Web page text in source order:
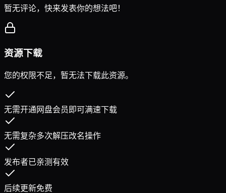
暂无评论，快来发表你的想法吧！
资源下载
您的权限不足，暂无法下载此资源。
无需开通网盘会员即可满速下载
无需复杂多次解压改名操作
发布者已亲测有效
后续更新免费